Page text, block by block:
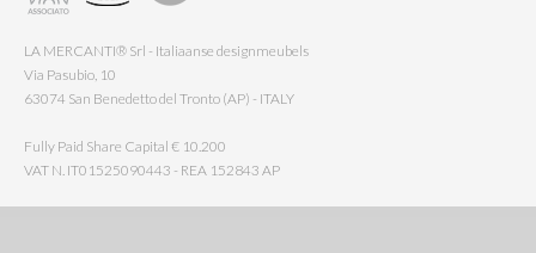
LA MERCANTI® Srl - Italiaanse designmeubels
Via Pasubio, 10
63074 San Benedetto del Tronto (AP) - ITALY
Fully Paid Share Capital € 10.200
VAT N. IT01525090443 - REA 152843 AP